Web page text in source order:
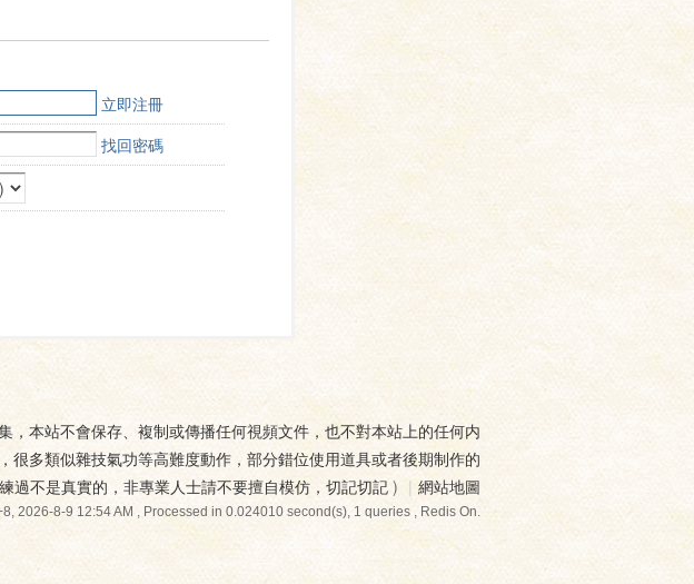
立即注冊
找回密碼
，本站不會保存、複制或傳播任何視頻文件，也不對本站上的任何内
多類似雜技氣功等高難度動作，部分錯位使用道具或者後期制作的
過不是真實的，非專業人士請不要擅自模仿，切記切記 ) | 網站地圖
2026-8-9 12:54 AM, Processed in 0.024010 second(s), 1 queries , Redis On.